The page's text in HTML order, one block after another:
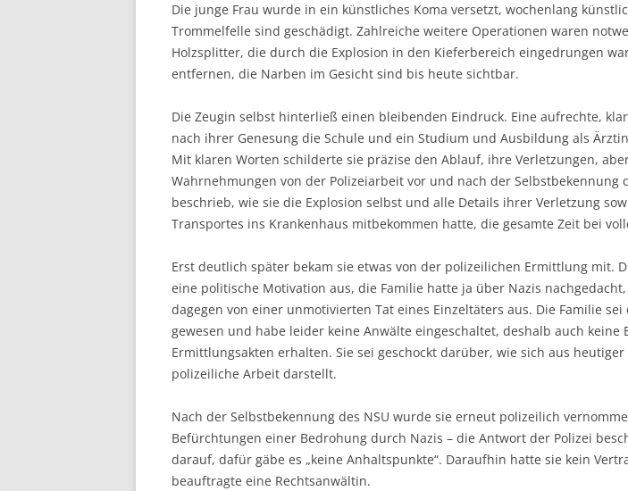
Die junge Frau wurde in ein künstliches Koma versetzt, wochenlang
Trommelfelle sind geschädigt. Zahlreiche weitere Operationen waren
Holzsplitter, die durch die Explosion in den Kieferbereich eingedrungen
entfernen, die Narben im Gesicht sind bis heute sichtbar.
Die Zeugin selbst hinterließ einen bleibenden Eindruck. Eine aufrechte,
nach ihrer Genesung die Schule und ein Studium und Ausbildung als
Mit klaren Worten schilderte sie präzise den Ablauf, ihre Verletzungen,
Wahrnehmungen von der Polizeiarbeit vor und nach der Selbstbekennung
beschrieb, wie sie die Explosion selbst und alle Details ihrer Verletzung
Transportes ins Krankenhaus mitbekommen hatte, die gesamte Zeit bei
Erst deutlich später bekam sie etwas von der polizeilichen Ermittlung mit.
eine politische Motivation aus, die Familie hatte ja über Nazis
dagegen von einer unmotivierten Tat eines Einzeltäters aus. Die Familie sei
gewesen und habe leider keine Anwälte eingeschaltet, deshalb auch keine
Ermittlungsakten erhalten. Sie sei geschockt darüber, wie sich aus heutiger
polizeiliche Arbeit darstellt.
Nach der Selbstbekennung des NSU wurde sie erneut polizeilich
Befürchtungen einer Bedrohung durch Nazis – die Antwort der Polizei
darauf, dafür gäbe es „keine Anhaltspunkte“. Daraufhin hatte sie kein
beauftragte eine Rechtsanwältin.